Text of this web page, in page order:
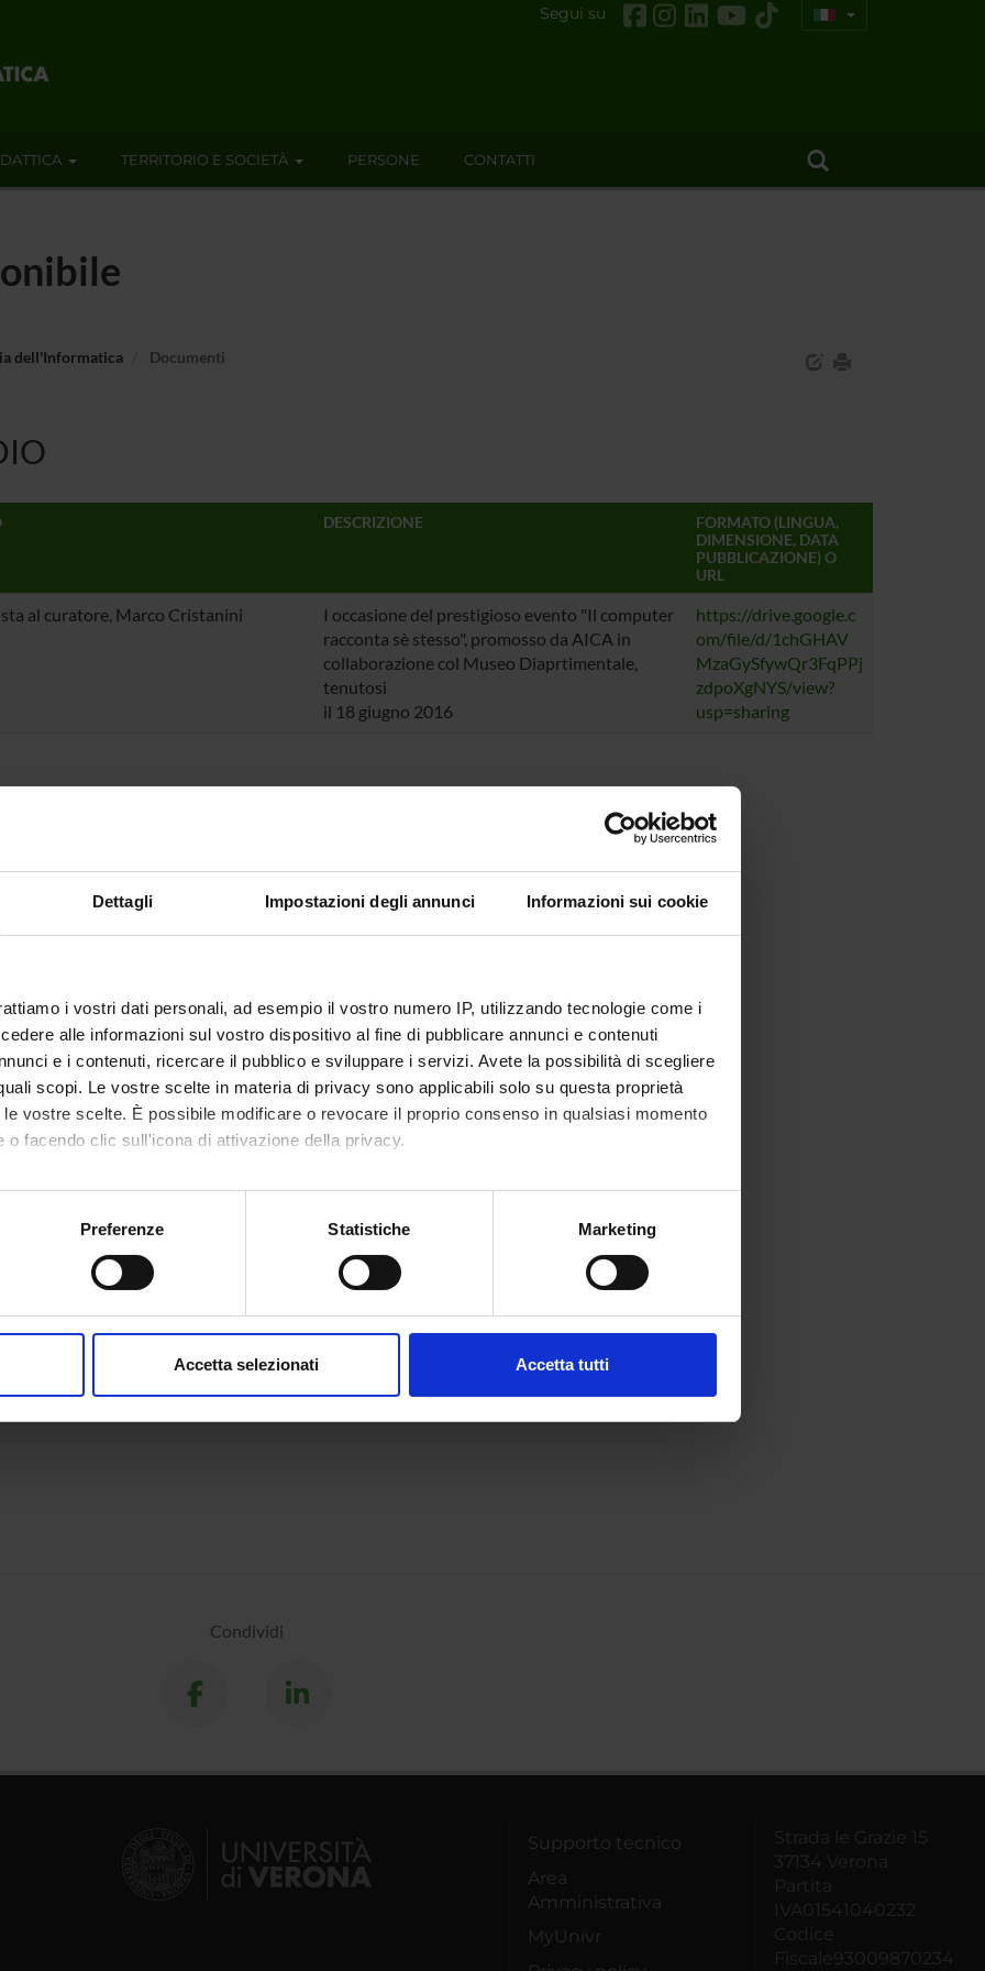
Dettagli Impostazioni degli annunci Informazioni sui cookie
i vostri dati personali, ad esempio il vostro numero IP, utilizzando tecnologie come i
alle informazioni sul vostro dispositivo al fine di pubblicare annunci e contenuti
e i contenuti, ricercare il pubblico e sviluppare i servizi. Avete la possibilità di scegliere
scopi. Le vostre scelte in materia di privacy sono applicabili solo su questa proprietà
vostre scelte. È possibile modificare o revocare il proprio consenso in qualsiasi momento
o facendo clic sull'icona di attivazione della privacy.
anche:
sulla tua posizione geografica, con un'approssimazione di qualche metro,
in qualsiasi momento dalla Dichiarazione sui cookie.
Preferenze Statistiche Marketing
Accetta selezionati Accetta tutti
Segui su
TERRITORIO E SOCIETÀ PERSONE CONTATTI
dell'Informatica Documenti
DESCRIZIONE
FORMATO (LINGUA,
DIMENSIONE, DATA
PUBBLICAZIONE) O
URL
al curatore, Marco Cristanini
I occasione del prestigioso evento "Il computer
racconta sè stesso", promosso da AICA in
collaborazione col Museo Diaprtimentale,
tenutosi
il 18 giugno 2016
https://drive.google.c
om/file/d/1chGHAV
MzaGySfywQr3FqPPj
zdpoXgNYS/view?
usp=sharing
Condividi
Supporto tecnico
Area
Amministrativa
MyUnivr
Strada le Grazie 15
37134 Verona
Partita
IVA01541040232
Codice
Fiscale93009870234